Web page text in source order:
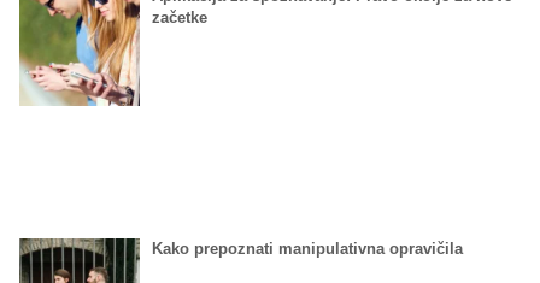
začetke
Kako prepoznati manipulativna opravičila